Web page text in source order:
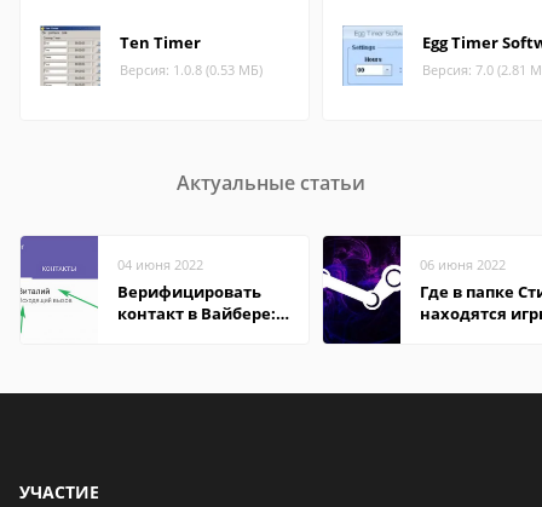
Ten Timer
Версия: 1.0.8 (0.53 МБ)
Egg Timer
Версия: 7.0 (2.81
Актуальные статьи
04 июня 2022
Верифицировать
контакт в Вайбере:
06 июня 2022
Где в папке
находятся
УЧАСТИЕ